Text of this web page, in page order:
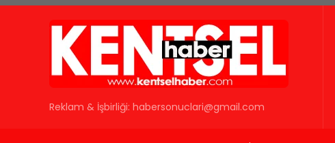
Reklam & İşbirliği: habersonuclari@gmail.com